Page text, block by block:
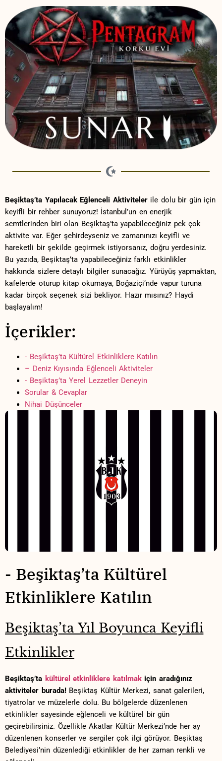
Beşiktaş’ta⁢ Yapılacak Eğlenceli Aktivitelerile dolu bir‍ gün için
keyifli bir rehber‍ sunuyoruz! İstanbul’un en⁣ enerjik
semtlerinden‍ biri olan Beşiktaş’ta‍ yapabileceğiniz pek çok
⁤aktivite⁤ var. Eğer ⁢şehirdeyseniz ve zamanınızı keyifli ve
hareketli bir şekilde geçirmek⁢ istiyorsanız, doğru⁢ yerdesiniz.
Bu yazıda, Beşiktaş’ta yapabileceğiniz farklı etkinlikler
hakkında sizlere‍ detaylı bilgiler sunacağız. Yürüyüş yapmaktan,
kafelerde oturup‌ kitap okumaya,‌ Boğaziçi’nde vapur turuna
kadar birçok seçenek sizi ⁣bekliyor. ⁤Hazır mısınız? Haydi
başlayalım!
İçerikler:
-​ Beşiktaş’ta Kültürel⁢ Etkinliklere Katılın
– Deniz ‌Kıyısında Eğlenceli Aktiviteler
-​ Beşiktaş’ta Yerel Lezzetler ‌Deneyin
Sorular​ & Cevaplar
Nihai Düşünceler
-⁢ Beşiktaş’ta Kültürel​
Etkinliklere ⁤Katılın
Beşiktaş’ta​ Yıl Boyunca Keyifli
Etkinlikler
Beşiktaş’ta kültürel etkinliklere katılmakiçin aradığınız
aktiviteler burada!‍Beşiktaş Kültür Merkezi, sanat galerileri,
tiyatrolar ve müzelerle dolu. Bu bölgelerde düzenlenen
etkinlikler sayesinde eğlenceli ve kültürel bir ⁣gün‍
geçirebilirsiniz. Özellikle Akatlar Kültür ‌Merkezi’nde her ay⁣
düzenlenen konserler ve sergiler çok ilgi ⁣görüyor. Beşiktaş
⁣Belediyesi’nin düzenlediği etkinlikler de her zaman renkli ve⁣